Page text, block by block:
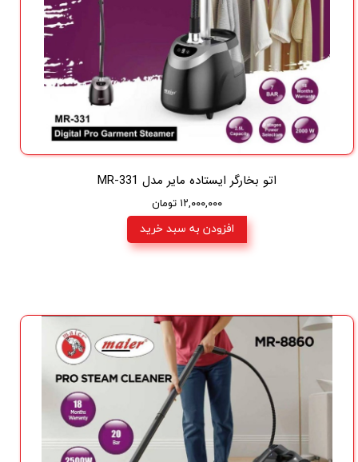
اتو بخارگر ایستاده مایر مدل MR-331
۱۲,۰۰۰,۰۰۰ تومان
افزودن به سبد خرید